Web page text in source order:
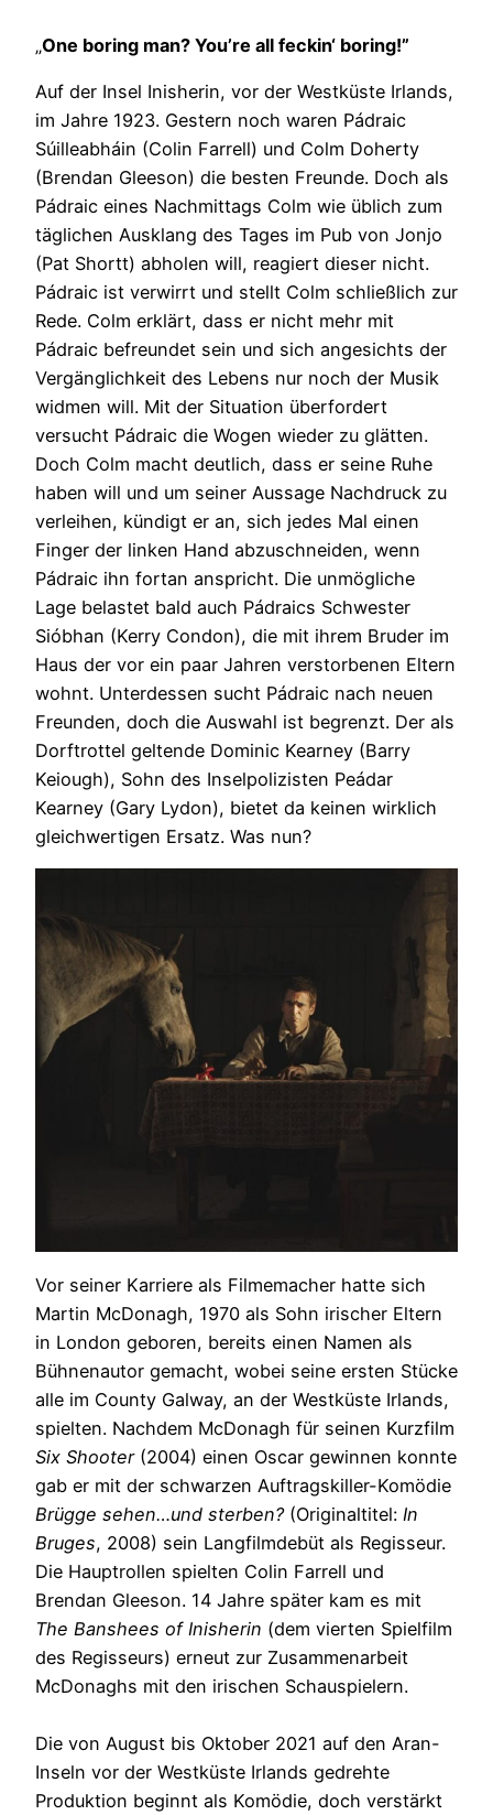
„One boring man? You’re all feckin‘ boring!”
Auf der Insel Inisherin, vor der Westküste Irlands,
im Jahre 1923. Gestern noch waren Pádraic
Súilleabháin (Colin Farrell) und Colm Doherty
(Brendan Gleeson) die besten Freunde. Doch als
Pádraic eines Nachmittags Colm wie üblich zum
täglichen Ausklang des Tages im Pub von Jonjo
(Pat Shortt) abholen will, reagiert dieser nicht.
Pádraic ist verwirrt und stellt Colm schließlich zur
Rede. Colm erklärt, dass er nicht mehr mit
Pádraic befreundet sein und sich angesichts der
Vergänglichkeit des Lebens nur noch der Musik
widmen will. Mit der Situation überfordert
versucht Pádraic die Wogen wieder zu glätten.
Doch Colm macht deutlich, dass er seine Ruhe
haben will und um seiner Aussage Nachdruck zu
verleihen, kündigt er an, sich jedes Mal einen
Finger der linken Hand abzuschneiden, wenn
Pádraic ihn fortan anspricht. Die unmögliche
Lage belastet bald auch Pádraics Schwester
Sióbhan (Kerry Condon), die mit ihrem Bruder im
Haus der vor ein paar Jahren verstorbenen Eltern
wohnt. Unterdessen sucht Pádraic nach neuen
Freunden, doch die Auswahl ist begrenzt. Der als
Dorftrottel geltende Dominic Kearney (Barry
Keiough), Sohn des Inselpolizisten Peádar
Kearney (Gary Lydon), bietet da keinen wirklich
gleichwertigen Ersatz. Was nun?
Vor seiner Karriere als Filmemacher hatte sich
Martin McDonagh, 1970 als Sohn irischer Eltern
in London geboren, bereits einen Namen als
Bühnenautor gemacht, wobei seine ersten Stücke
alle im County Galway, an der Westküste Irlands,
spielten. Nachdem McDonagh für seinen Kurzfilm
Six Shooter(2004) einen Oscar gewinnen konnte
gab er mit der schwarzen Auftragskiller-Komödie
Brügge sehen…und sterben? (Originaltitel: In
Bruges, 2008) sein Langfilmdebüt als Regisseur.
Die Hauptrollen spielten Colin Farrell und
Brendan Gleeson. 14 Jahre später kam es mit
The Banshees of Inisherin (dem vierten Spielfilm
des Regisseurs) erneut zur Zusammenarbeit
McDonaghs mit den irischen Schauspielern.
Die von August bis Oktober 2021 auf den Aran-
Inseln vor der Westküste Irlands gedrehte
Produktion beginnt als Komödie, doch verstärkt